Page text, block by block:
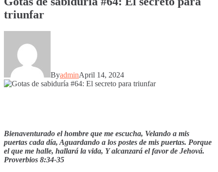
triunfar
ByadminApril 14, 2024
Bienaventurado el hombre que me escucha, Velando a mis
puertas cada día, Aguardando a los postes de mis puertas. Porque
el que me halle, hallará la vida, Y alcanzará el favor de Jehová.
Proverbios 8:34-35